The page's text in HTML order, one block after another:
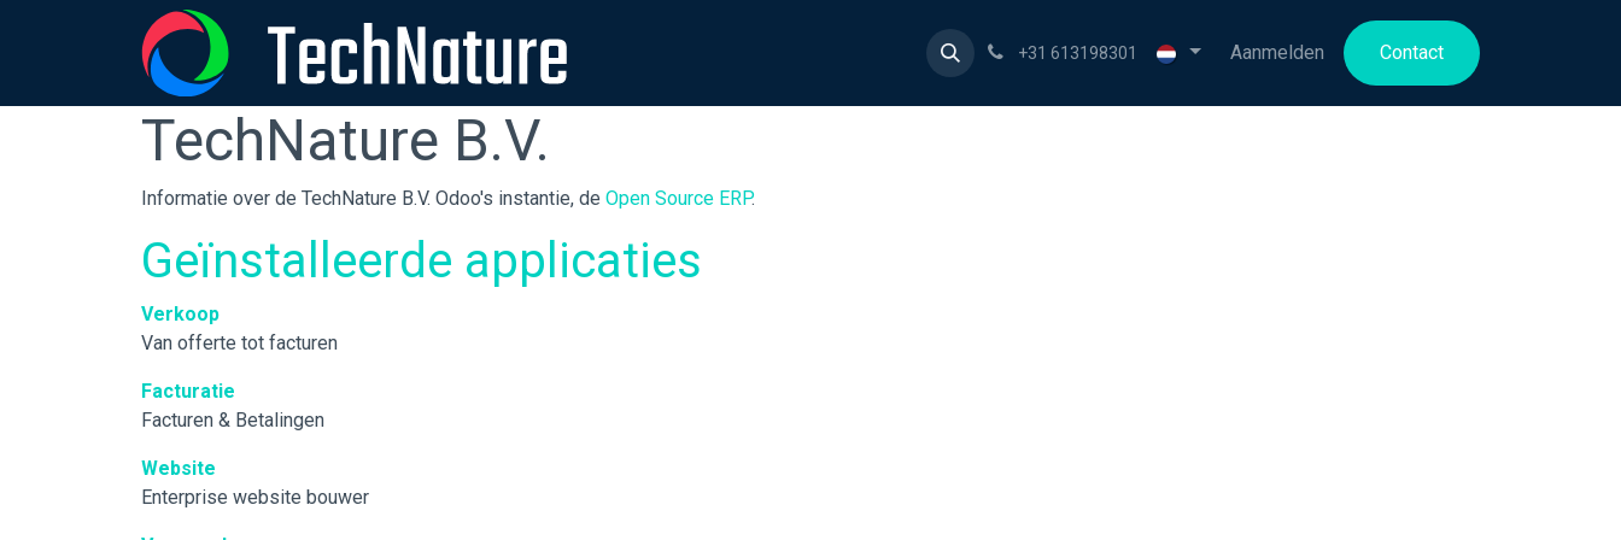
Overslaan naar inhoud
Over ons Werken bij
+31 613198301 Aanmelden Contact
TechNature B.V.
Informatie over de TechNature B.V. Odoo's instantie, de Open Source ERP.
Geïnstalleerde applicaties
Verkoop
Van offerte tot facturen
Facturatie
Facturen & Betalingen
Website
Enterprise website bouwer